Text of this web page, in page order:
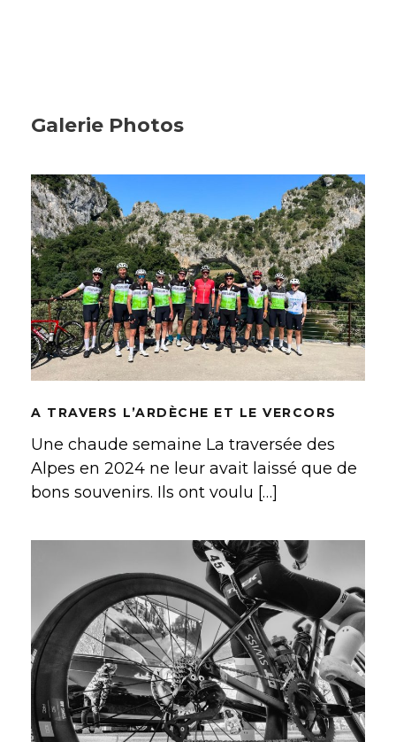
Galerie Photos
A TRAVERS L’ARDÈCHE ET LE
VERCORS
A TRAVERS L’ARDÈCHE ET LE VERCORS
Une chaude semaine La traversée des
Alpes en 2024 ne leur avait laissé que de
bons souvenirs. Ils ont voulu […]
REGARDS AMATEURS SUR LA
ROUTE BRETONNE